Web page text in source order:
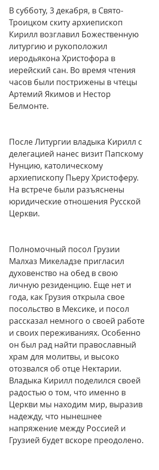
В субботу, 3 декабря, в Свято-
Троицком скиту архиепископ
Кирилл возглавил Божественную
литургию и рукоположил
иеродьякона Христофора в
иерейский сан. Во время чтения
часов были пострижены в чтецы
Артемий Якимов и Нестор
Белмонте.
После Литургии владыка Кирилл с
делегацией нанес визит Папскому
Нунцию, католическому
архиепископу Пьеру Христоферу.
На встрече были разъяснены
юридические отношения Русской
Церкви.
Полномочный посол Грузии
Малхаз Микеладзе пригласил
духовенство на обед в свою
личную резиденцию. Еще нет и
года, как Грузия открыла свое
посольство в Мексике, и посол
рассказал немного о своей работе
и своих переживаниях. Особенно
он был рад найти православный
храм для молитвы, и высоко
отозвался об отце Нектарии.
Владыка Кирилл поделился своей
радостью о том, что именно в
Церкви мы находим мир, выразив
надежду, что нынешнее
напряжение между Россией и
Грузией будет вскоре преодолено.